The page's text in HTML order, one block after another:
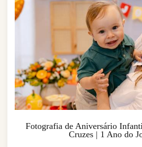
Fotografia de Aniversário
Cruzes | 1 Ano do